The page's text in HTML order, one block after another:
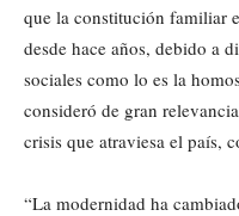
que la constitución familiar
desde hace años, debido a
sociales como lo es la
consideró de gran
crisis que atraviesa el país,
“La modernidad ha